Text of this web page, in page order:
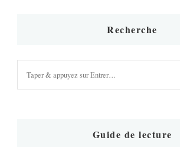
Recherche
recherchiez
Guide de lecture